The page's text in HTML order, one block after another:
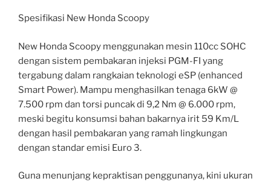
Spesifikasi New Honda Scoopy
New Honda Scoopy menggunakan mesin 110cc SOHC
dengan sistem pembakaran injeksi PGM-FI yang
tergabung dalam rangkaian teknologi eSP (enhanced
Smart Power). Mampu menghasilkan tenaga 6kW @
7.500 rpm dan torsi puncak di 9,2 Nm @ 6.000 rpm,
meski begitu konsumsi bahan bakarnya irit 59 Km/L
dengan hasil pembakaran yang ramah lingkungan
dengan standar emisi Euro 3.
Guna menunjang kepraktisan penggunanya, kini ukuran